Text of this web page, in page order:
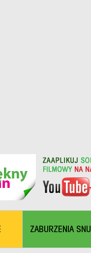
ZABURZENIA SNU